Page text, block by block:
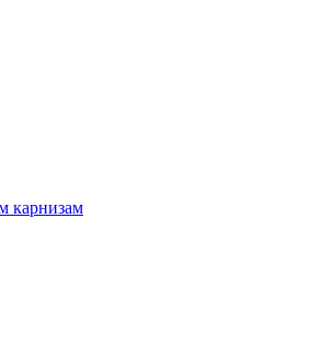
карнизам